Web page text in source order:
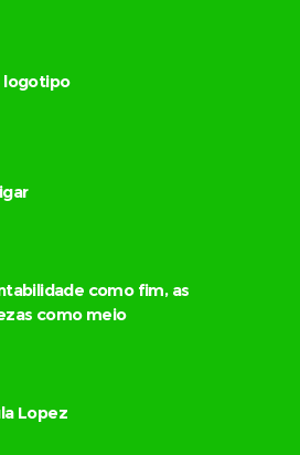
logotipo
como fim, as
como meio
Lopez